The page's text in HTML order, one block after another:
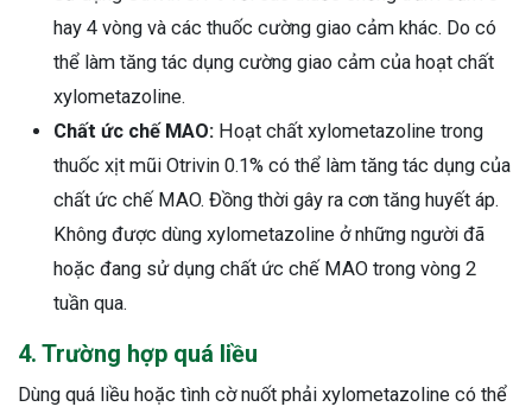
hay 4 vòng và các thuốc cường giao cảm khác. Do có
thể làm tăng tác dụng cường giao cảm của hoạt chất
xylometazoline.
Chất ức chế MAO: Hoạt chất xylometazoline trong
thuốc xịt mũi Otrivin 0.1% có thể làm tăng tác dụng của
chất ức chế MAO. Đồng thời gây ra cơn tăng huyết áp.
Không được dùng xylometazoline ở những người đã
hoặc đang sử dụng chất ức chế MAO trong vòng 2
tuần qua.
4. Trường hợp quá liều
Dùng quá liều hoặc tình cờ nuốt phải xylometazoline có thể